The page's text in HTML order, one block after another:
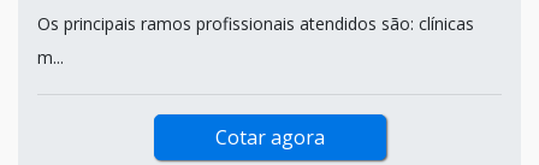
Os principais ramos profissionais atendidos são: clínicas
m...
Cotar agora